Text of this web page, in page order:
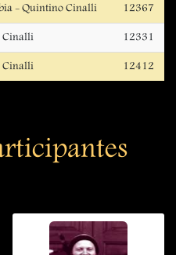
- Quintino Cinalli 12367
Cinalli 12331
Cinalli 12412